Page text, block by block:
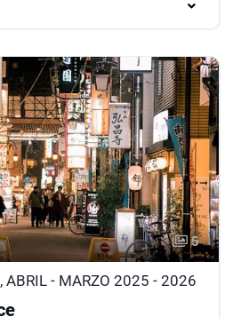
5
ABRIL - MARZO 2025 - 2026